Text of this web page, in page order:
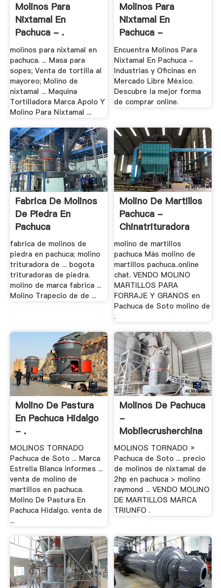
Molinos Para
Nixtamal En
Pachuca - .
molinos para nixtamal en
pachuca. ... Masa para
sopes; Venta de tortilla al
mayoreo; Molino de
nixtamal ... Maquina
Tortilladora Marca Apolo Y
Molino Para Nixtamal ...
Molinos Para
Nixtamal En
Pachuca -
Industrias Y .
Encuentra Molinos Para
Nixtamal En Pachuca -
Industrias y Oficinas en
Mercado Libre México.
Descubre la mejor forma
de comprar online.
Fabrica De Molinos
De Piedra En
Pachuca
fabrica de molinos de
piedra en pachuca; molino
trituradora de ... bogota
trituradoras de piedra.
molino de marca fabrica ...
Molino Trapecio de de ...
Molino De Martillos
Pachuca -
Chinatrituradora
molino de martillos
pachuca Más molino de
martillos pachuca..online
chat. VENDO MOLINO
MARTILLOS PARA
FORRAJE Y GRANOS en
Pachuca de Soto molino de
.
Molino De Pastura
En Pachuca Hidalgo
- .
MOLINOS TORNADO
Pachuca de Soto ... Marca
Estrella Blanca informes ...
venta de molino de
martillos en pachuca.
Molino De Pastura En
Pachuca Hidalgo. venta de
...
Molinos De Pachuca
-
Mobilecrusherchina
MOLINOS TORNADO »
Pachuca de Soto ... precio
de molinos de nixtamal de
2hp en pachuca > molino
raymond ... VENDO MOLINO
DE MARTILLOS MARCA
TRIUNFO .